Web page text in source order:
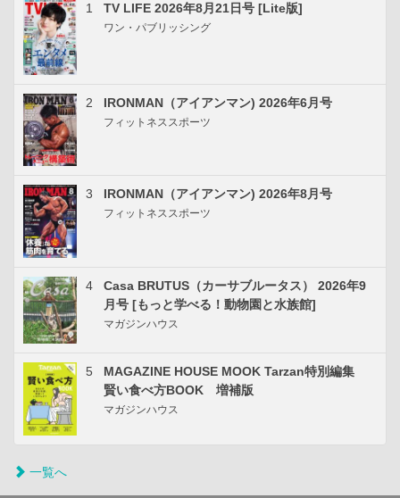
1 TV LIFE 2026年8月21日号 [Lite版]
ワン・パブリッシング
2 IRONMAN（アイアンマン) 2026年6月号
フィットネススポーツ
3 IRONMAN（アイアンマン) 2026年8月号
フィットネススポーツ
4
Casa BRUTUS（カーサブルータス） 2026年9
月号 [もっと学べる！動物園と水族館]
マガジンハウス
5
MAGAZINE HOUSE MOOK Tarzan特別編集
賢い食べ方BOOK 増補版
マガジンハウス
一覧へ